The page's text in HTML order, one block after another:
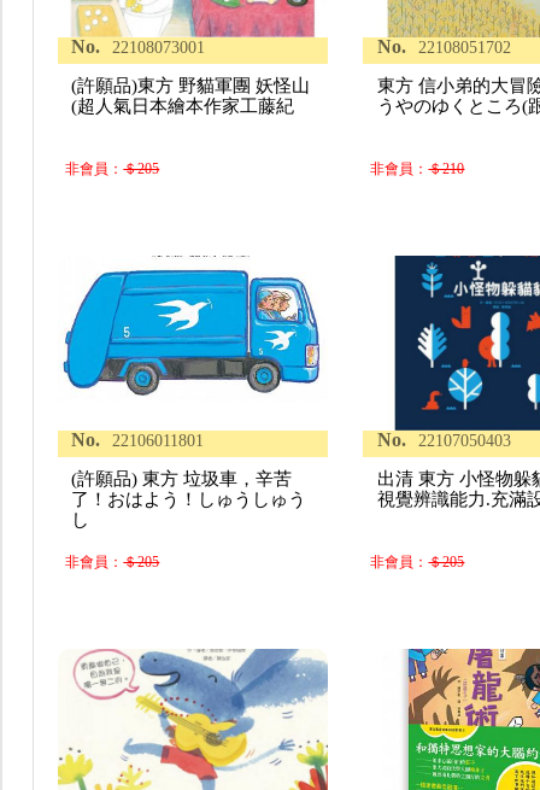
No. 22108073001
(許願品)東方 野貓軍團 妖怪山
(超人氣日本繪本作家工藤紀
非會員：＄205
No. 22108051702
東方 信小弟的大冒
うやのゆくところ(
非會員：＄210
No. 22106011801
(許願品) 東方 垃圾車，辛苦
了！おはよう！しゅうしゅう
し
非會員：＄205
No. 22107050403
出清 東方 小怪物躲
視覺辨識能力.充滿
非會員：＄205